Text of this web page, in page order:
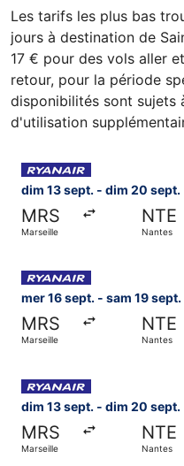
Les tarifs les plus bas
jours à destination de
17 € pour des vols aller
retour, pour la période
disponibilités sont sujets
d'utilisation
dim 13 sept. - dim 20 sept.
MRS
Marseille
NTE
Nantes
Sélectionner le vol
mer 16 sept. - sam 19 sept.
MRS
Marseille
NTE
Nantes
Sélectionner le vol
dim 13 sept. - dim 20 sept.
MRS
Marseille
NTE
Nantes